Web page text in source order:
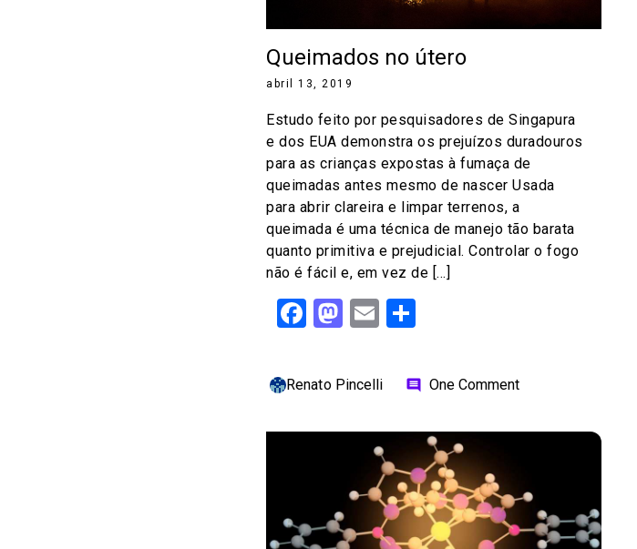
Queimados no útero
abril 13, 2019
Estudo feito por pesquisadores de Singapura
e dos EUA demonstra os prejuízos duradouros
para as crianças expostas à fumaça de
queimadas antes mesmo de nascer Usada
para abrir clareira e limpar terrenos, a
queimada é uma técnica de manejo tão barata
quanto primitiva e prejudicial. Controlar o fogo
não é fácil e, em vez de […]
Facebook
Mastodon
Email
Renato Pincelli comment One Comment